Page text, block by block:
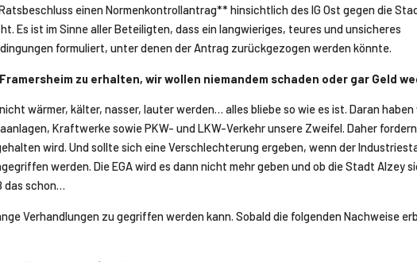
einen Normenkontrollantrag** hinsichtlich des IG Ost gegen die
Es ist im Sinne aller Beteiligten, dass ein langwieriges, teures und unsicheres
formuliert, unter denen der Antrag zurückgezogen werden könnte.
zu erhalten, wir wollen niemandem schaden oder gar Geld
wärmer, kälter, nasser, lauterwerden…alles bliebe so wie es ist. Daran
Kraftwerke sowie PKW- und LKW-Verkehr unsere Zweifel. Daher
wird. Und sollte sich eine Verschlechterung ergeben, wenn der
werden. Die EGA wird es dann nicht mehr geben und ob die Stadt Alzey
das schon…
Verhandlungen zu gegriffen werden kann. Sobald die folgenden Nachweise